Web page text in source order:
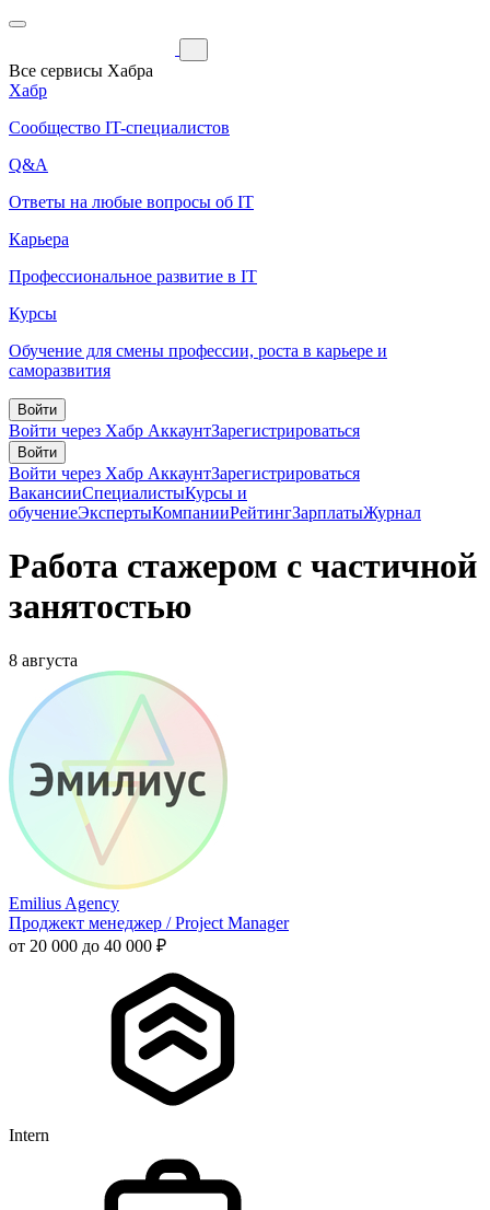
Все сервисы Хабра
Хабр
Сообщество IT-специалистов
Q&A
Ответы на любые вопросы об IT
Карьера
Профессиональное развитие в IT
Курсы
Обучение для смены профессии, роста в карьере и
саморазвития
Войти
Войти через Хабр АккаунтЗарегистрироваться
Войти
Войти через Хабр АккаунтЗарегистрироваться
ВакансииСпециалистыКурсы и
обучениеЭкспертыКомпанииРейтингЗарплатыЖурнал
Работа стажером с частичной
занятостью
8 августа
Emilius Agency
Проджект менеджер / Project Manager
от 20 000 до 40 000 ₽
Intern